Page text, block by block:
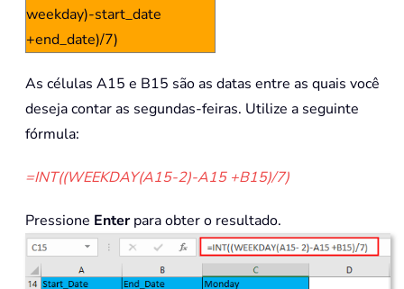
weekday)-start_date
+end_date)/7)
As células A15 e B15 são as datas entre as quais você
deseja contar as segundas-feiras. Utilize a seguinte
fórmula:
=INT((WEEKDAY(A15-2)-A15 +B15)/7)
Pressione Enterpara obter o resultado.